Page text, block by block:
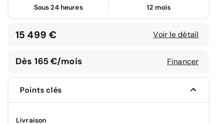
Sous 24 heures 12 mois
15 499 € Voir le détail
Dès 165 €/mois Financer
Points clés
Livraison